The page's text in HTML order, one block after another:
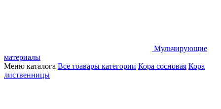
Мульчирующие
материалы
Меню каталога Все тоавары категории Кора сосновая Кора
лиственницы